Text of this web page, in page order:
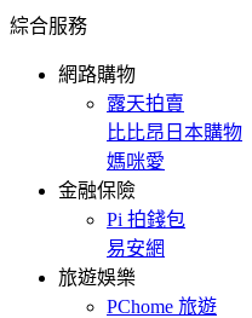
綜合服務
網路購物
露天拍賣
比比昂日本購物
媽咪愛
金融保險
Pi 拍錢包
易安網
旅遊娛樂
PChome 旅遊